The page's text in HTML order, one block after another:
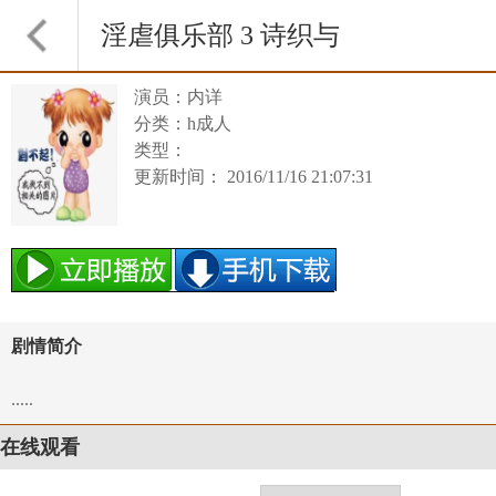
淫虐俱乐部 3 诗织与
真纪演员：内详
分类：h成人
类型：
更新时间： 2016/11/16 21:07:31
剧情简介
.....
在线观看